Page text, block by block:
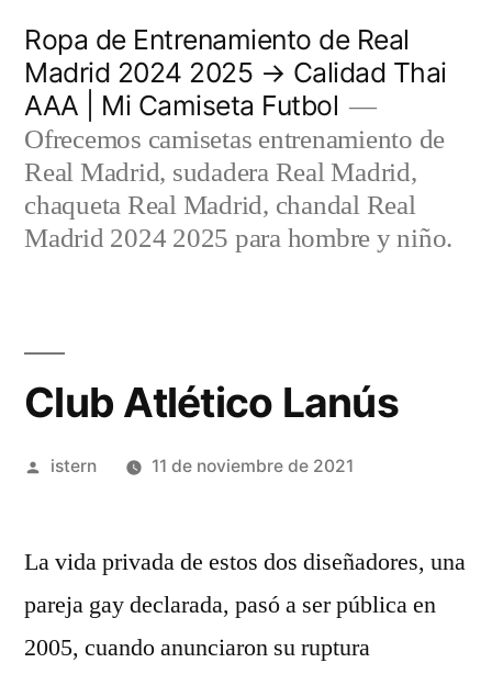
contenido
Ropa de Entrenamiento de Real
Madrid 2024 2025 → Calidad Thai
AAA | Mi Camiseta Futbol
Ofrecemos camisetas entrenamiento de
Real Madrid, sudadera Real Madrid,
chaqueta Real Madrid, chandal Real
Madrid 2024 2025 para hombre y niño.
Club Atlético Lanús
Publicado
istern 11 de noviembre de 2021
La vida privada de estos dos diseñadores, una
pareja gay declarada, pasó a ser pública en
2005, cuando anunciaron su ruptura